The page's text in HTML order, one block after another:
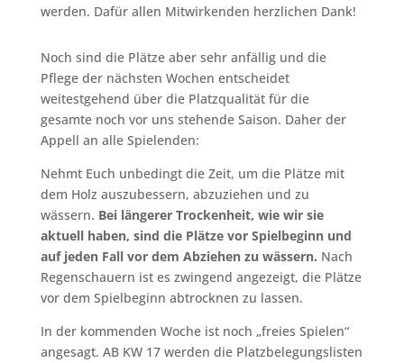
werden. Dafür allen Mitwirkenden herzlichen Dank!
Noch sind die Plätze aber sehr anfällig und die
Pflege der nächsten Wochen entscheidet
weitestgehend über die Platzqualität für die
gesamte noch vor uns stehende Saison. Daher der
Appell an alle Spielenden:
Nehmt Euch unbedingt die Zeit, um die Plätze mit
dem Holz auszubessern, abzuziehen und zu
wässern. Bei längerer Trockenheit, wie wir sie
aktuell haben, sind die Plätze vor Spielbeginn und
auf jeden Fall vor dem Abziehen zu wässern. Nach
Regenschauern ist es zwingend angezeigt, die Plätze
vor dem Spielbeginn abtrocknen zu lassen.
In der kommenden Woche ist noch „freies Spielen“
angesagt. AB KW 17 werden die Platzbelegungslisten